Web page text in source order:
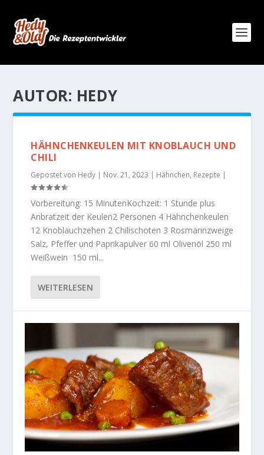
AUTOR: HEDY
HÄHNCHENKEULEN MIT KNOBLAUCH UND
CHILI
Gepostet von Hedy | Nov. 21, 2023 | Hähnchen, Rezepte |
Vorbereitung: 15 MinutenKochzeit: 1 Stunde plus
Anbratzeit der Keulen2 Personen 4 Hähnchenkeulen
12 Knoblauchzehen 2 Chilischoten 3 Rosmarinzweige
Salz, Pfeffer und Paprikapulver 60 ml Olivenöl 250 ml
Weißwein 150 ml...
WEITERLESEN